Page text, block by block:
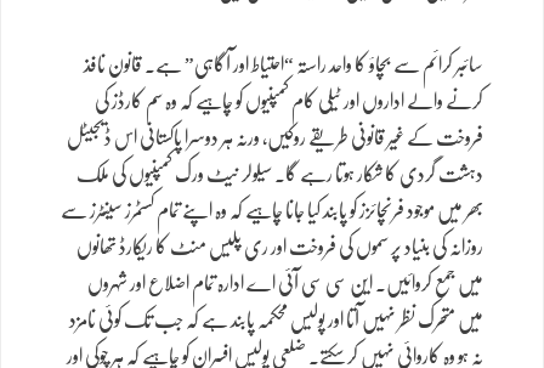
سائبر کرائم سے بچاؤ کا واحد راستہ “احتیاط اور آگاہی” ہے۔ قانون نافذ
کرنے والے اداروں اور ٹیلی کام کمپنیوں کو چاہیے کہ وہ سم کارڈز کی
فروخت کے غیر قانونی طریقے روکیں، ورنہ ہر دوسرا پاکستانی اس ڈیجیٹل
دہشت گردی کا شکار ہوتا رہے گا۔ سیلولر نیٹ ورک کمپنیوں کی ملک
بھر میں موجود فرنچائزز کو پابند کیا جانا چاہیے کہ وہ اپنے تمام کسٹمرز سینٹرز سے
روزانہ کی بنیاد پر سموں کی فروخت اور ری پلیس منٹ کا ریکارڈ تھانوں
میں جمع کروائیں۔ این سی سی آئی اے ادارہ تمام اضلاع اور شہروں
میں متحرک نظر نہیں آتا اور پولیس محکمہ پابند ہے کہ جب تک کوئی نامزد
نہ ہو وہ کاروائی نہیں کر سکتے۔ ضلعی پولیس افسران کو چاہیے کہ ہر چوکی اور